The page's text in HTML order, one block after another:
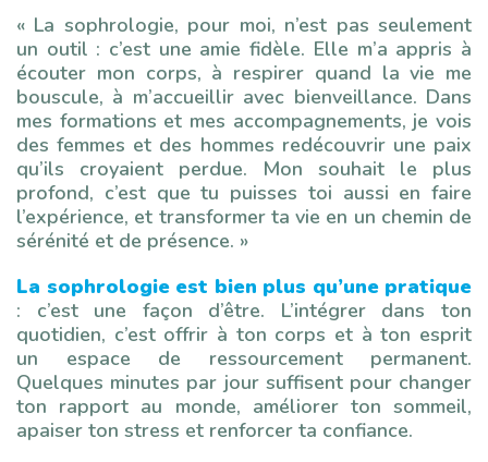
« La sophrologie, pour moi, n’est pas seulement
un outil : c’est une amie fidèle. Elle m’a appris à
écouter mon corps, à respirer quand la vie me
bouscule, à m’accueillir avec bienveillance. Dans
mes formations et mes accompagnements, je vois
des femmes et des hommes redécouvrir une paix
qu’ils croyaient perdue. Mon souhait le plus
profond, c’est que tu puisses toi aussi en faire
l’expérience, et transformer ta vie en un chemin de
sérénité et de présence. »
La sophrologie est bien plus qu’une pratique
: c’est une façon d’être. L’intégrer dans ton
quotidien, c’est offrir à ton corps et à ton esprit
un espace de ressourcement permanent.
Quelques minutes par jour suffisent pour changer
ton rapport au monde, améliorer ton sommeil,
apaiser ton stress et renforcer ta confiance.